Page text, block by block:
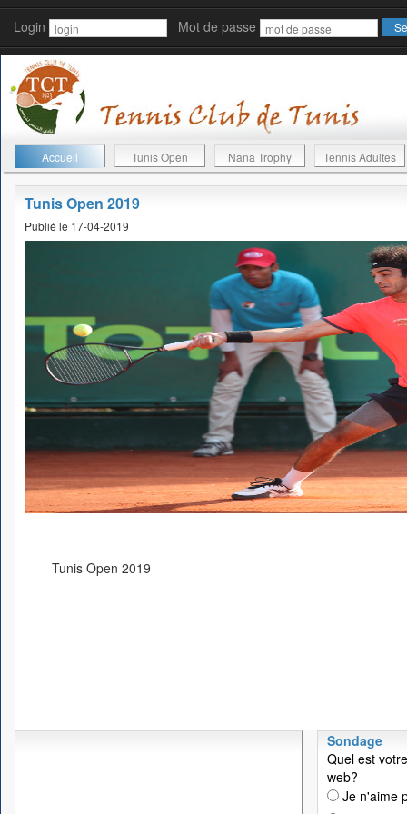
Login Mot de passe
Accueil Tunis Open Nana Trophy Tennis Adultes
Tunis Open 2019
Publié le 17-04-2019
Tunis Open 2019
Sondage
Quel est
web?
Je n'aime